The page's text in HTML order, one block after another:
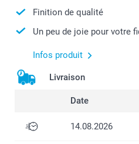
Finition de qualité
Un peu de joie pour votre
Infos produit
Livraison
Date
14.08.2026